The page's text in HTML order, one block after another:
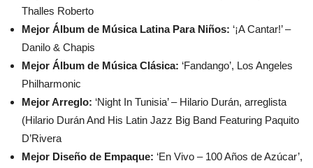
Thalles Roberto
Mejor Álbum de Música Latina Para Niños: ‘¡A Cantar!’ –
Danilo & Chapis
Mejor Álbum de Música Clásica: ‘Fandango’, Los Angeles
Philharmonic
Mejor Arreglo: ‘Night In Tunisia’ – Hilario Durán, arreglista
(Hilario Durán And His Latin Jazz Big Band Featuring Paquito
D’Rivera
Mejor Diseño de Empaque: ‘En Vivo – 100 Años de Azúcar’,